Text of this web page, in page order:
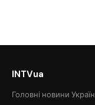
INTVua
Головні новини